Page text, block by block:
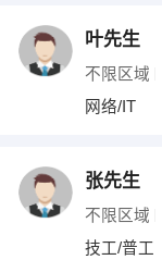
叶先生
不限区域
网络/IT
张先生
不限区域
技工/普工